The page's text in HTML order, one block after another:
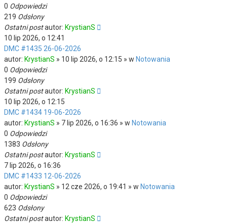
0 Odpowiedzi
219 Odsłony
Ostatni postautor: KrystianS
10 lip 2026, o 12:41
DMC #1435 26-06-2026
autor: KrystianS » 10 lip 2026, o 12:15 » w Notowania
0 Odpowiedzi
199 Odsłony
Ostatni postautor: KrystianS
10 lip 2026, o 12:15
DMC #1434 19-06-2026
autor: KrystianS » 7 lip 2026, o 16:36 » w Notowania
0 Odpowiedzi
1383 Odsłony
Ostatni postautor: KrystianS
7 lip 2026, o 16:36
DMC #1433 12-06-2026
autor: KrystianS » 12 cze 2026, o 19:41 » w Notowania
0 Odpowiedzi
623 Odsłony
Ostatni postautor: KrystianS